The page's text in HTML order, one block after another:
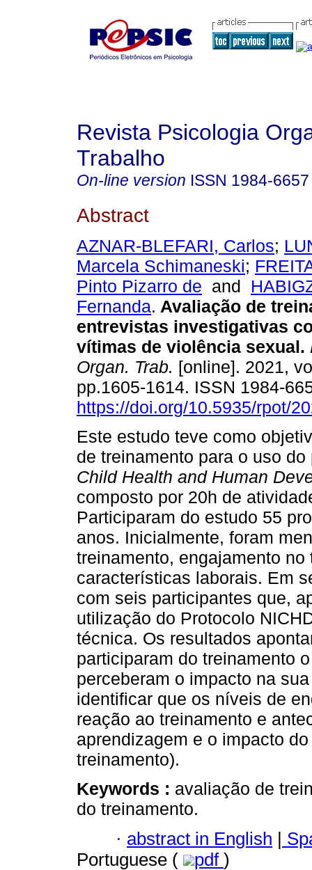
Revista Psicologia
Trabalho
On-line version ISSN 1984-6657
Abstract
AZNAR-BLEFARI, Carlos;
Marcela Schimaneski;
Pinto Pizarro de and
Fernanda. Avaliação de
entrevistas investigativas
vítimas de violência sexual.
Organ. Trab. [online]. 2021,
pp.1605-1614. ISSN 1984-
https://doi.org/10.5935/rpot/
Este estudo teve como
de treinamento para o uso
Child Health and Human
composto por 20h de
Participaram do estudo 55
anos. Inicialmente, foram
treinamento, engajamento
características laborais. Em
com seis participantes que,
utilização do Protocolo
técnica. Os resultados
participaram do treinamento
perceberam o impacto na
identificar que os níveis de
reação ao treinamento e
aprendizagem e o impacto
treinamento).
Keywords : avaliação de
do treinamento.
· abstract in English |
Portuguese (
pdf )